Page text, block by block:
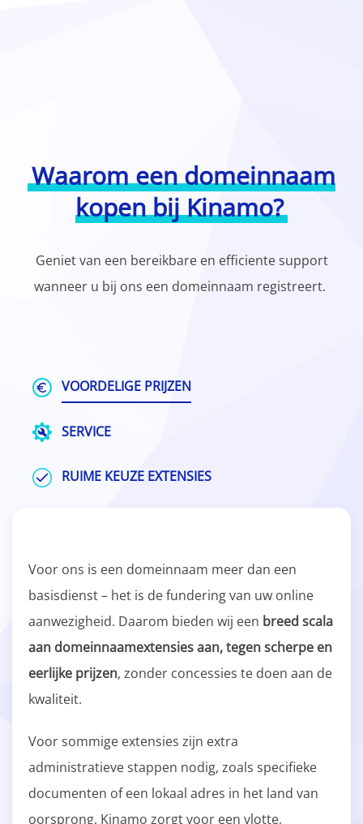
Waarom een domeinnaam
kopen bij Kinamo?
Geniet van een bereikbare en efficiente support
wanneer u bij ons een domeinnaam registreert.
VOORDELIGE PRIJZEN
SERVICE
RUIME KEUZE EXTENSIES
Voor ons is een domeinnaam meer dan een
basisdienst – het is de fundering van uw online
aanwezigheid. Daarom bieden wij een breed scala
aan domeinnaamextensies aan, tegen scherpe en
eerlijke prijzen, zonder concessies te doen aan de
kwaliteit.
Voor sommige extensies zijn extra
administratieve stappen nodig, zoals specifieke
documenten of een lokaal adres in het land van
oorsprong. Kinamo zorgt voor een vlotte,